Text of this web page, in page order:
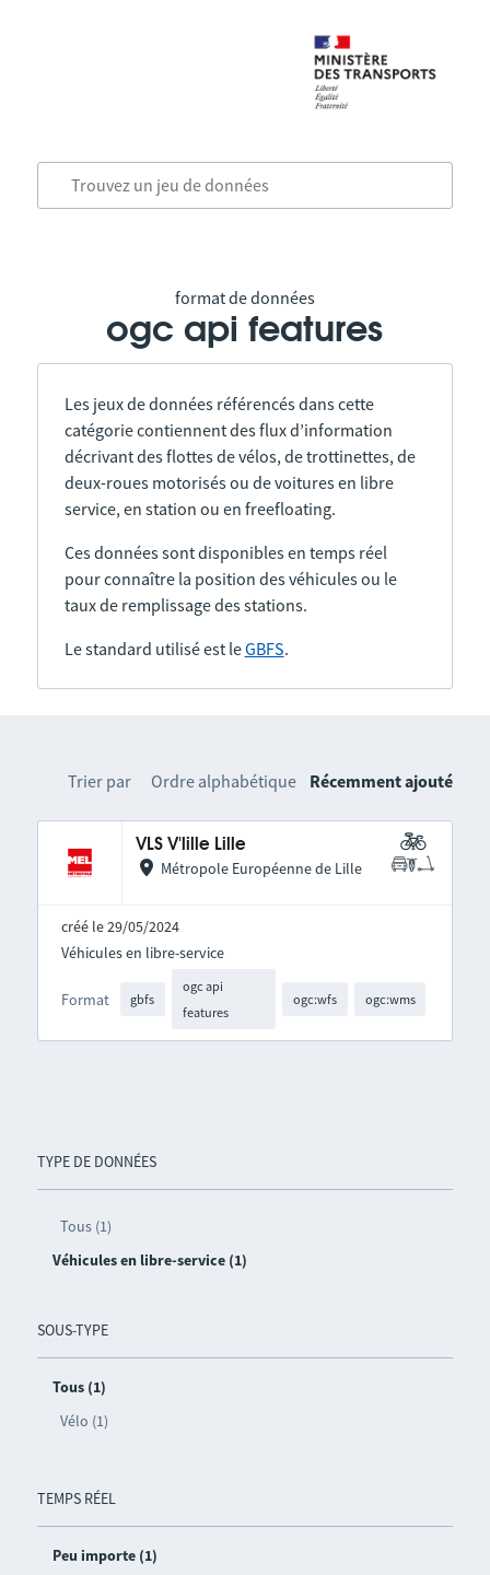
format de données
ogc api features
Les jeux de données référencés dans cette
catégorie contiennent des flux d’information
décrivant des flottes de vélos, de trottinettes, de
deux-roues motorisés ou de voitures en libre
service, en station ou en freefloating.
Ces données sont disponibles en temps réel
pour connaître la position des véhicules ou le
taux de remplissage des stations.
Le standard utilisé est leGBFS.
TYPE DE DONNÉES
Tous (1)
Véhicules en libre-service (1)
SOUS-TYPE
Tous (1)
Vélo (1)
TEMPS RÉEL
Peu importe (1)
Trier par Ordre alphabétique Récemment ajouté
VLS V'lille Lille
Métropole Européenne de Lille
créé le 29/05/2024
Format gbfs
ogc api
features
ogc:wfs ogc:wms
Véhicules en libre-service